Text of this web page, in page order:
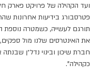
ועד הקהילה של פרויקט פארק
את האינטרסים שלנו מול ספקים,
חברת שיכון ובינוי נדל״ן
כקהילה”.